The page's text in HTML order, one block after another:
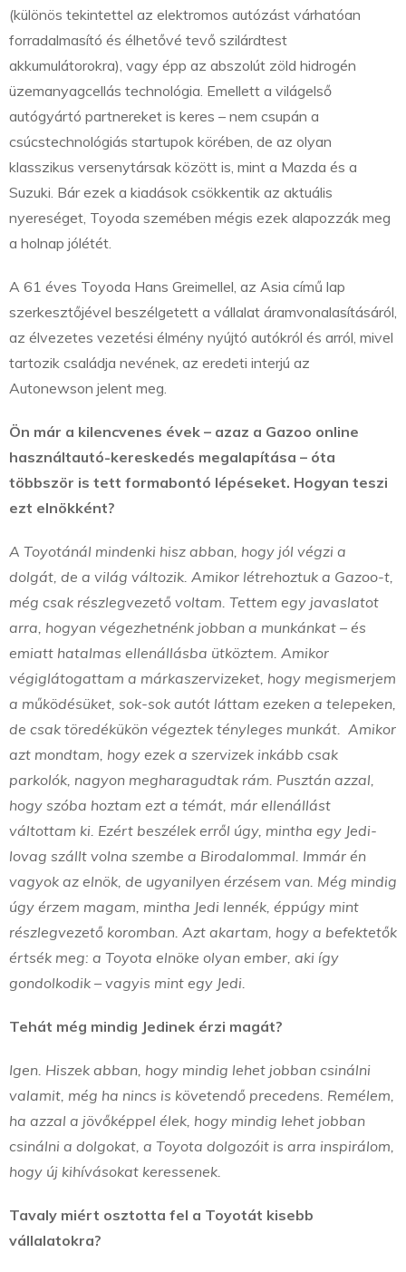
(különös tekintettel az elektromos autózást várhatóan
forradalmasító és élhetővé tevő szilárdtest
akkumulátorokra), vagy épp az abszolút zöld hidrogén
üzemanyagcellás technológia. Emellett a világelső
autógyártó partnereket is keres – nem csupán a
csúcstechnológiás startupok körében, de az olyan
klasszikus versenytársak között is, mint a Mazda és a
Suzuki. Bár ezek a kiadások csökkentik az aktuális
nyereséget, Toyoda szemében mégis ezek alapozzák meg
a holnap jólétét.
A 61 éves Toyoda Hans Greimellel, az Asia című lap
szerkesztőjével beszélgetett a vállalat áramvonalasításáról,
az élvezetes vezetési élmény nyújtó autókról és arról, mivel
tartozik családja nevének, az eredeti interjú az
Autonewson jelent meg.
Ön már a kilencvenes évek – azaz a Gazoo online
használtautó-kereskedés megalapítása – óta
többször is tett formabontó lépéseket. Hogyan teszi
ezt elnökként?
A Toyotánál mindenki hisz abban, hogy jól végzi a
dolgát, de a világ változik. Amikor létrehoztuk a Gazoo-t,
még csak részlegvezető voltam. Tettem egy javaslatot
arra, hogyan végezhetnénk jobban a munkánkat – és
emiatt hatalmas ellenállásba ütköztem. Amikor
végiglátogattam a márkaszervizeket, hogy megismerjem
a működésüket, sok-sok autót láttam ezeken a telepeken,
de csak töredékükön végeztek tényleges munkát. Amikor
azt mondtam, hogy ezek a szervizek inkább csak
parkolók, nagyon megharagudtak rám. Pusztán azzal,
hogy szóba hoztam ezt a témát, már ellenállást
váltottam ki. Ezért beszélek erről úgy, mintha egy Jedi-
lovag szállt volna szembe a Birodalommal. Immár én
vagyok az elnök, de ugyanilyen érzésem van. Még mindig
úgy érzem magam, mintha Jedi lennék, éppúgy mint
részlegvezető koromban. Azt akartam, hogy a befektetők
értsék meg: a Toyota elnöke olyan ember, aki így
gondolkodik – vagyis mint egy Jedi.
Tehát még mindig Jedinek érzi magát?
Igen. Hiszek abban, hogy mindig lehet jobban csinálni
valamit, még ha nincs is követendő precedens. Remélem,
ha azzal a jövőképpel élek, hogy mindig lehet jobban
csinálni a dolgokat, a Toyota dolgozóit is arra inspirálom,
hogy új kihívásokat keressenek.
Tavaly miért osztotta fel a Toyotát kisebb
vállalatokra?